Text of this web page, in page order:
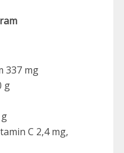
337 mg
g
C 2,4 mg,